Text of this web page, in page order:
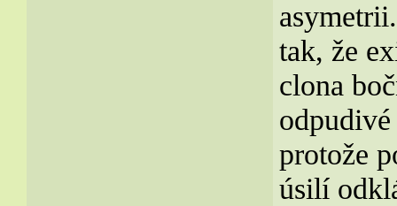
tak, že
clona
protože
úsilí